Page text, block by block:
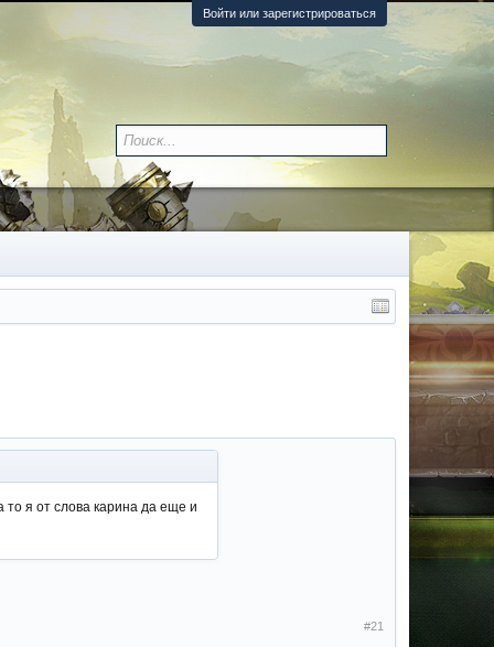
Войти или зарегистрироваться
то я от слова карина да еще и
#21